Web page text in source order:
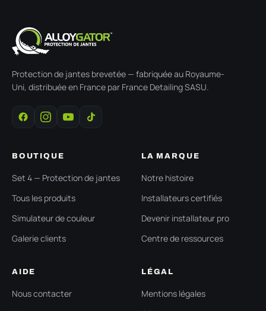
Protection de jantes brevetée — fabriquée au Royaume-
Uni, distribuée en France par France Detailing SASU.
BOUTIQUE
Set 4 — Protection de jantes
Tous les produits
Simulateur de couleur
Galerie clients
LA MARQUE
Notre histoire
Installateurs certifiés
Devenir installateur pro
Centre de ressources
AIDE
Nous contacter
LÉGAL
Mentions légales